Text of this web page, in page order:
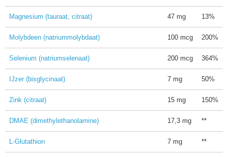
Magnesium (tauraat, citraat) 47 mg 13%
Molybdeen (natriummolybdaat) 100 mcg 200%
Selenium (natriumselenaat) 200 mcg 364%
IJzer (bisglycinaat) 7 mg 50%
Zink (citraat) 15 mg 150%
DMAE (dimethylethanolamine) 17,3 mg **
L-Glutathion 7 mg **